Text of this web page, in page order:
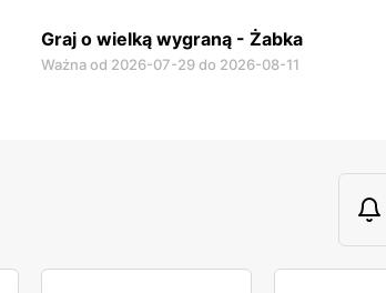
Graj o wielką wygraną - Żabka
Ważna od 2026-07-29 do 2026-08-11